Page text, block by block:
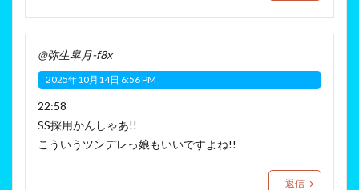
@弥生皐月-f8x
2025年10月14日 6:56 PM
22:58
SS採用かんしゃあ!!
こういうツンデレっ娘もいいですよね!!
返信